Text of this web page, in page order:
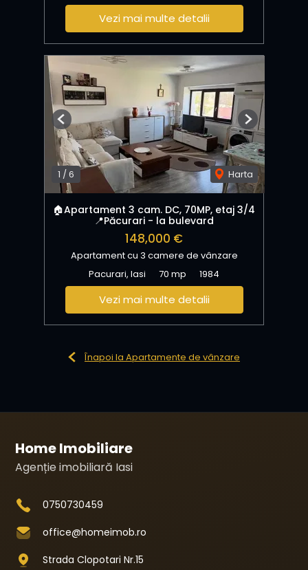
Vezi mai multe detalii
1 /6 Harta
Previous Next
🏠Apartament 3 cam. DC, 70MP, etaj 3/4
📍Păcurari - la bulevard
148,000 €
Apartament cu 3 camere de vânzare
Pacurari, Iasi
70 mp 1984
Vezi mai multe detalii
Înapoi la Apartamente de vânzare
Home Imobiliare
Agenție imobiliară Iasi
0750730459
office@homeimob.ro
Strada Clopotari Nr.15